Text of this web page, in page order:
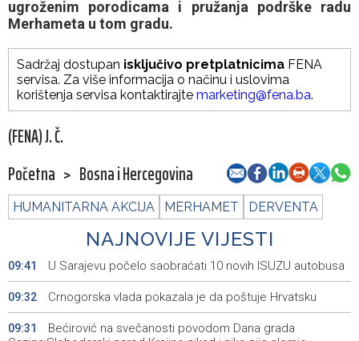
ugroženim porodicama i pružanja podrške radu
Merhameta u tom gradu.
Sadržaj dostupan isključivo pretplatnicima FENA
servisa. Za više informacija o načinu i uslovima
korištenja servisa kontaktirajte marketing@fena.ba.
(FENA) J. Č.
Početna > Bosna i Hercegovina
HUMANITARNA AKCIJA MERHAMET DERVENTA
NAJNOVIJE VIJESTI
09:41 U Sarajevu počelo saobraćati 10 novih ISUZU autobusa
09:32 Crnogorska vlada pokazala je da poštuje Hrvatsku
09:31
Bećirović na svečanosti povodom Dana grada